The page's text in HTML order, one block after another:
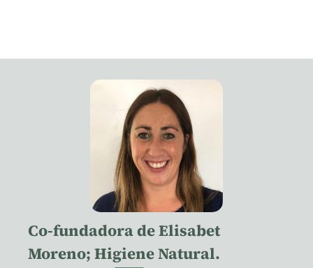
Co-fundadora de Elisabet
Moreno; Higiene Natural.